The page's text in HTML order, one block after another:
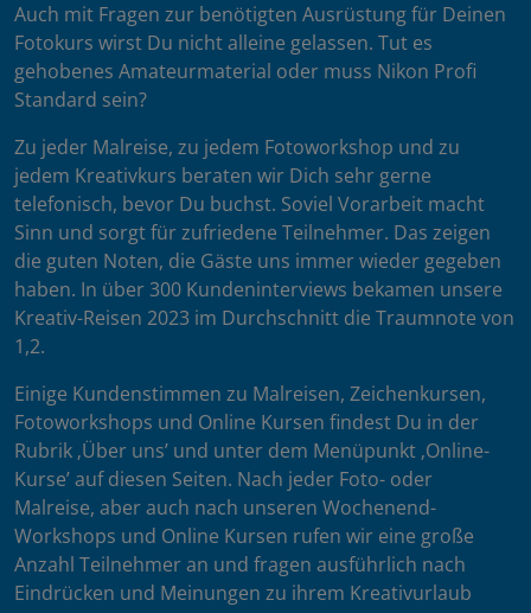
Auch mit Fragen zur benötigten Ausrüstung für Deinen
Fotokurs wirst Du nicht alleine gelassen. Tut es
gehobenes Amateurmaterial oder muss Nikon Profi
Standard sein?
Zu jeder Malreise, zu jedem Fotoworkshop und zu
jedem Kreativkurs beraten wir Dich sehr gerne
telefonisch, bevor Du buchst. Soviel Vorarbeit macht
Sinn und sorgt für zufriedene Teilnehmer. Das zeigen
die guten Noten, die Gäste uns immer wieder gegeben
haben. In über 300 Kundeninterviews bekamen unsere
Kreativ-Reisen 2023 im Durchschnitt die Traumnote von
1,2.
Einige Kundenstimmen zu Malreisen, Zeichenkursen,
Fotoworkshops und Online Kursen findest Du in der
Rubrik ‚Über uns’ und unter dem Menüpunkt ‚Online-
Kurse’ auf diesen Seiten. Nach jeder Foto- oder
Malreise, aber auch nach unseren Wochenend-
Workshops und Online Kursen rufen wir eine große
Anzahl Teilnehmer an und fragen ausführlich nach
Eindrücken und Meinungen zu ihrem Kreativurlaub